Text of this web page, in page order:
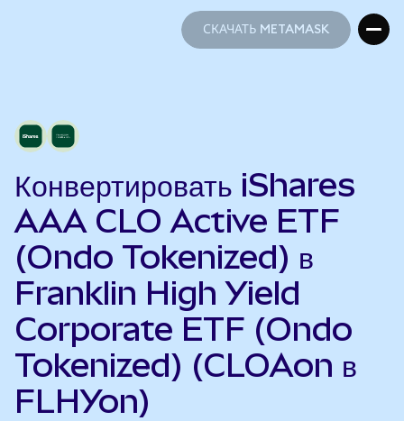
СКАЧАТЬ METAMASK
Конвертировать iShares
AAA CLO Active ETF
(Ondo Tokenized) в
Franklin High Yield
Corporate ETF (Ondo
Tokenized) (CLOAon в
FLHYon)